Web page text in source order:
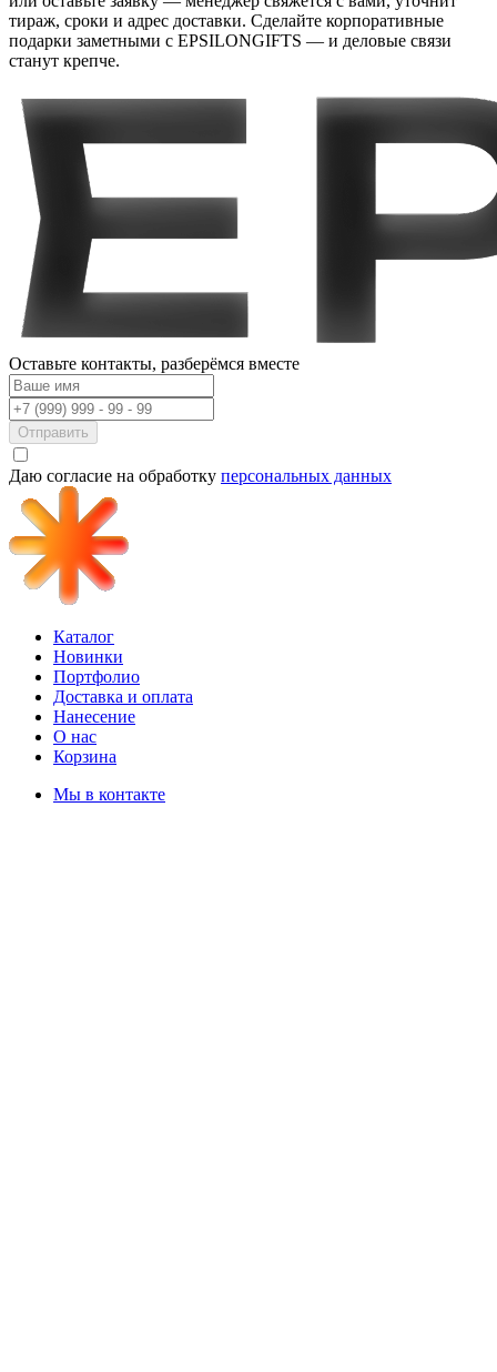
тираж, сроки и адрес доставки. Сделайте корпоративные
подарки заметными с EPSILONGIFTS — и деловые связи
станут крепче.
Оставьте контакты, разберёмся вместе
Отправить
Даю согласие на обработку персональных данных
Каталог
Новинки
Портфолио
Доставка и оплата
Нанесение
О нас
Корзина
Мы в контакте